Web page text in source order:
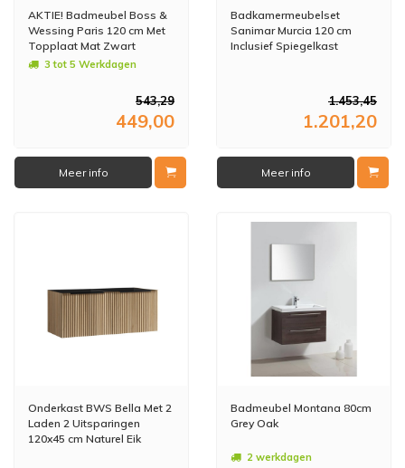
AKTIE! Badmeubel Boss &
Wessing Paris 120 cm Met
Topplaat Mat Zwart
3 tot 5 Werkdagen
543,29
449,00
Meer info
Badkamermeubelset
Sanimar Murcia 120 cm
Inclusief Spiegelkast
1.453,45
1.201,20
Meer info
Onderkast BWS Bella Met 2
Laden 2 Uitsparingen
120x45 cm Naturel Eik
Badmeubel Montana 80cm
Grey Oak
2 werkdagen